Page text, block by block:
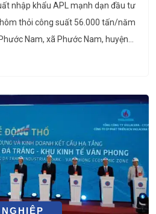
nhập khẩu APL mạnh dạn đầu tư
thỏi công suất 56.000 tấn/năm
Nam, xã Phước Nam, huyện
(nay là xã Thuận Nam, tỉnh Khánh